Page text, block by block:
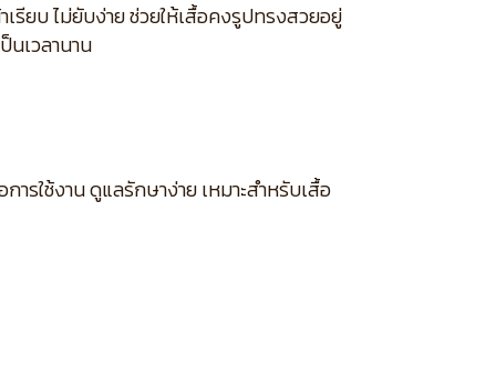
ยบ ไม่ยับง่าย ช่วยให้เสื้อคงรูปทรงสวยอยู่
นเวลานาน
รใช้งาน ดูแลรักษาง่าย เหมาะสำหรับเสื้อ